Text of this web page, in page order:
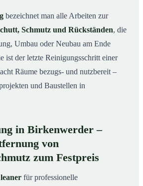
für eine Bauendreinigung in
Mr. Cleaner
für Bauendreinigung in
Bauendreinigung in
bezeichnet man alle Arbeiten zur
Schmutz und Rückständen, die
Umbau oder Neubau am Ende
ist der letzte Reinigungsschritt einer
Räume bezugs- und nutzbereit –
und Baustellen in
in Birkenwerder –
von
zum Festpreis
für professionelle